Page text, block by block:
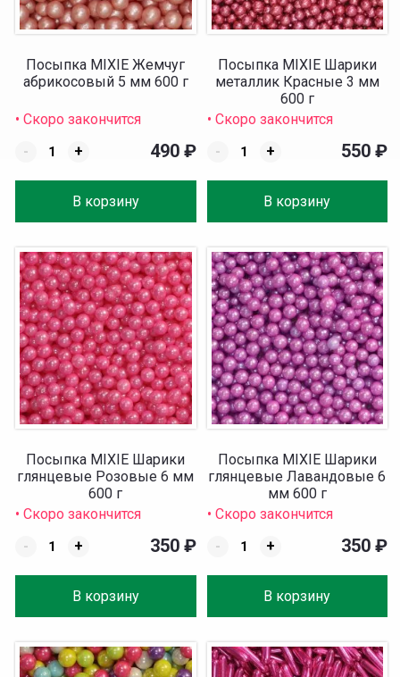
Посыпка MIXIE Жемчуг
абрикосовый 5 мм 600 г
• Скоро закончится
-
+
В корзину
490 ₽
Посыпка MIXIE Шарики
металлик Красные 3 мм
600 г
• Скоро закончится
-
+
В корзину
550 ₽
Посыпка MIXIE Шарики
глянцевые Розовые 6 мм
600 г
• Скоро закончится
-
+
В корзину
350 ₽
Посыпка MIXIE Шарики
глянцевые Лавандовые 6
мм 600 г
• Скоро закончится
-
+
В корзину
350 ₽